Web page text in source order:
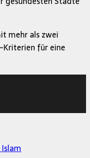
mehr als zwei
Kriterien für eine